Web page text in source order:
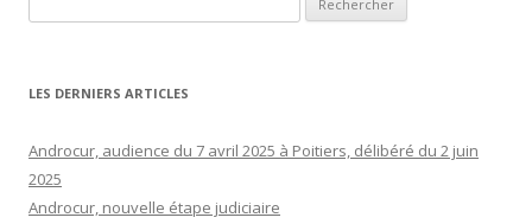
LES DERNIERS ARTICLES
Androcur, audience du 7 avril 2025 à Poitiers, délibéré du 2 juin
2025
Androcur, nouvelle étape judiciaire